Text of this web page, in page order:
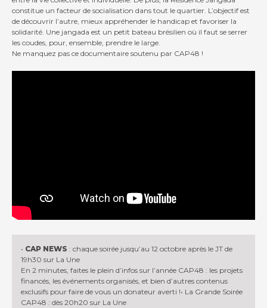
constitue un facteur de socialisation dans tout le quartier. L’objectif est
de découvrir l’autre, mieux appréhender le handicap et favoriser la
solidarité. Une jangada est un petit bateau brésilien où il faut se serrer
les coudes, pour, ensemble, prendre le large.
Ne manquez pas ce documentaire soutenu par CAP48 !
• CAP NEWS : chaque soirée jusqu’au 12 octobre après le JT de
19h30 sur La Une
En 2 minutes, faites le plein d’infos sur l’année CAP48 : les projets
financés, les événements organisés, et bien d’autres contenus
exclusifs pour faire de vous un donateur averti !• La Grande Soirée
CAP48 : dès 20h20 sur La Une